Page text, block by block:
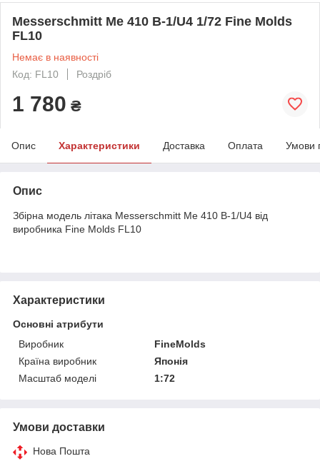
Messerschmitt Me 410 B-1/U4 1/72 Fine Molds
FL10
Немає в наявності
Код: FL10
Роздріб
1 780 ₴
Опис Характеристики Доставка Оплата Умови
Опис
Збірна модель літака Messerschmitt Me 410 B-1/U4 від
виробника Fine Molds FL10
Характеристики
Основні атрибути
Виробник
FineMolds
Країна виробник
Японія
Масштаб моделі
1:72
Умови доставки
Нова Пошта